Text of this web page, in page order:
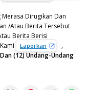
Dirugikan Dan
/Atau Berita Tersebut
Berita Berisi
Laporkan
,
(12) Undang-Undang